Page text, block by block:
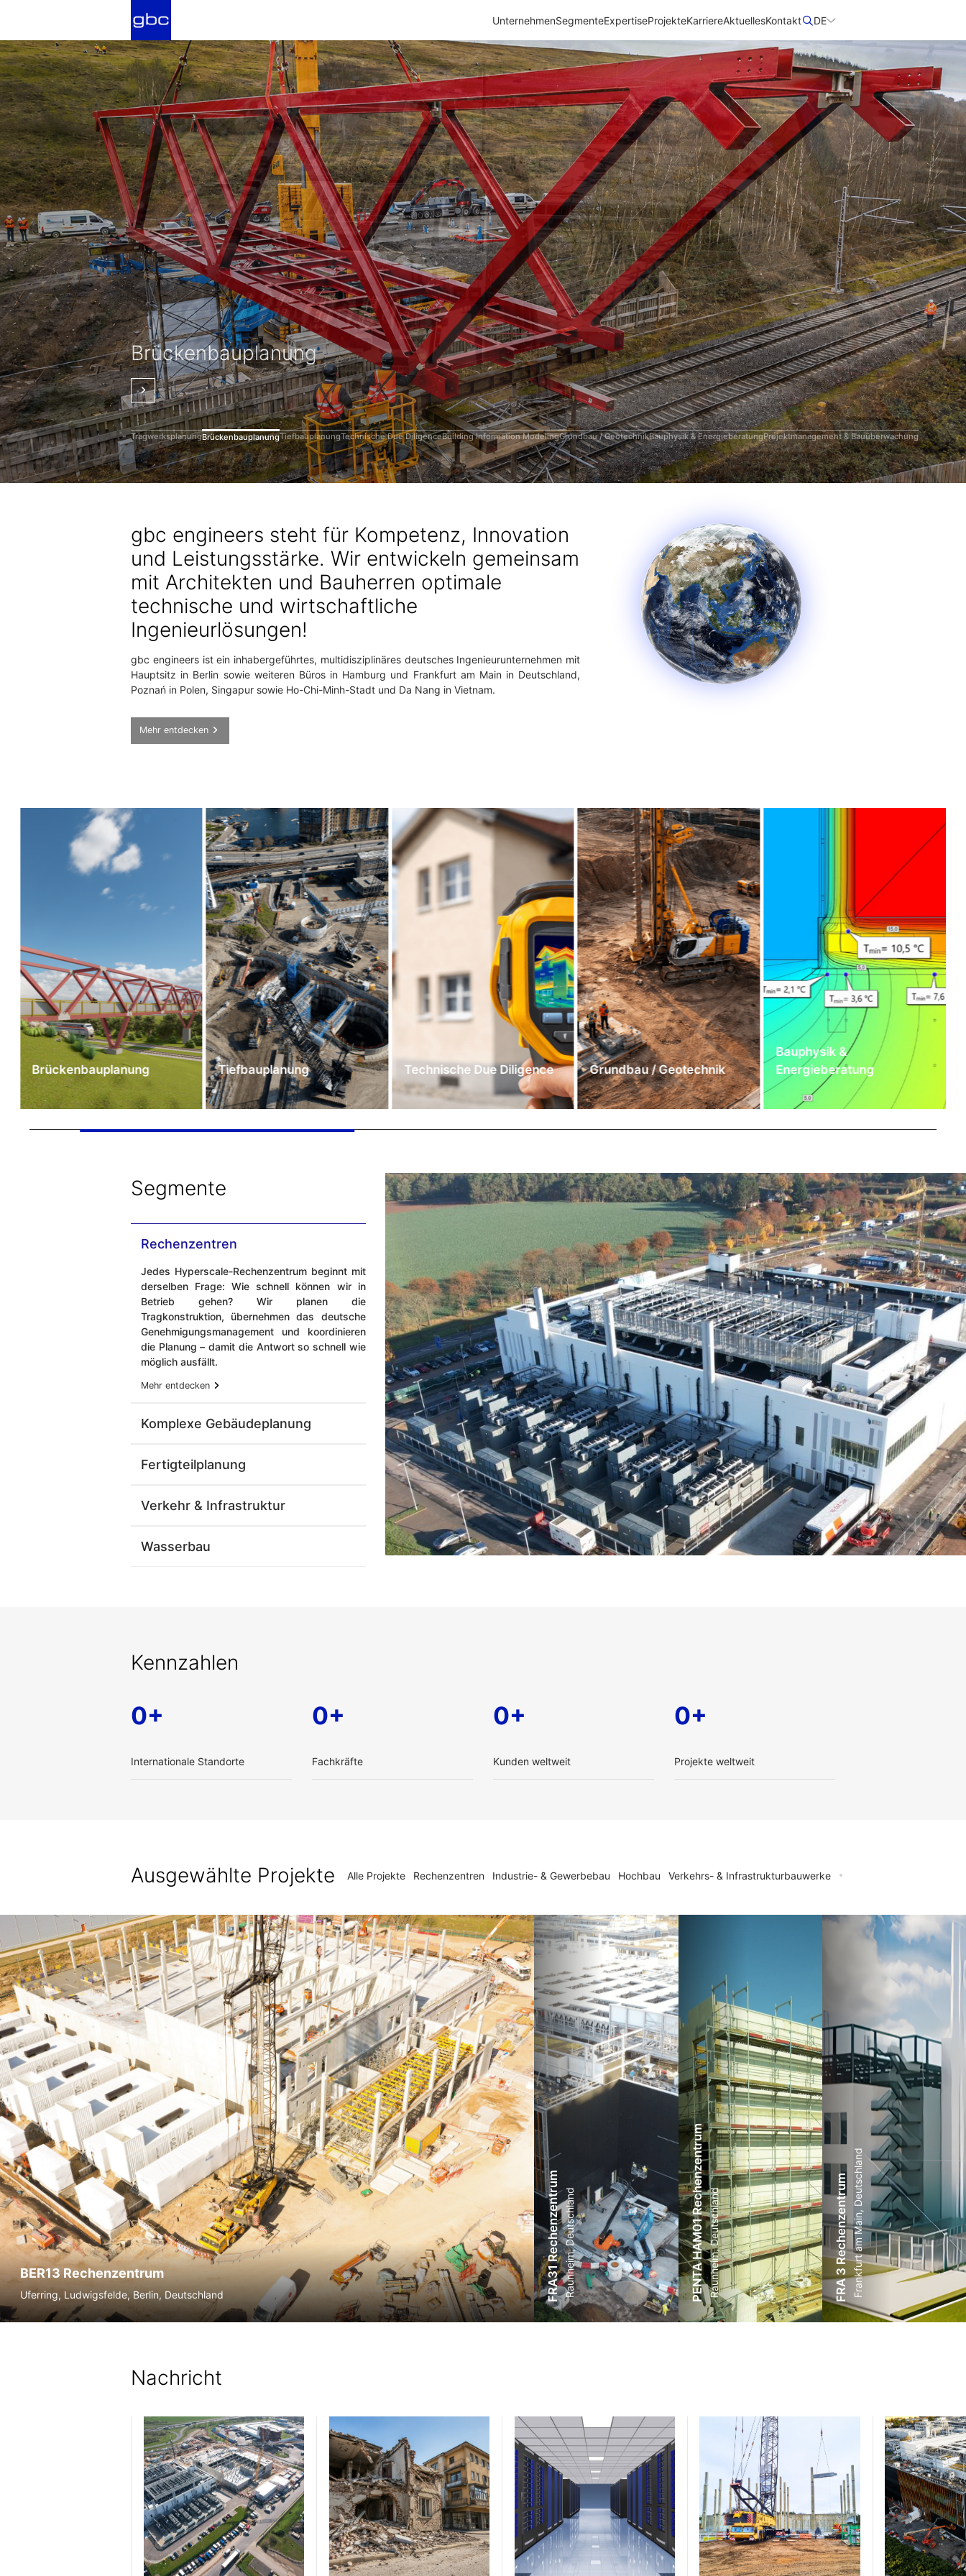
UnternehmenSegmenteExpertiseProjekteKarriereAktuellesKontakt DE
Tragwerksplanung
Brückenbauplanung
Tiefbauplanung
Technische Due
Diligence
Building Information
Modeling
Grundbau / Geotechnik
Bauphysik &
Energieberatung
Projektmanagement &
Bauüberwachung
TragwerksplanungBrückenbauplanungTiefbauplanungTechnische Due DiligenceBuilding Information ModelingGrundbau / GeotechnikBauphysik & EnergieberatungProjektmanagement & Bauüberwachung
gbc engineers steht für Kompetenz, Innovation
und Leistungsstärke. Wir entwickeln gemeinsam
mit Architekten und Bauherren optimale
technische und wirtschaftliche
Ingenieurlösungen!
gbc engineers ist ein inhabergeführtes, multidisziplinäres deutsches Ingenieurunternehmen mit
Hauptsitz in Berlin sowie weiteren Büros in Hamburg und Frankfurt am Main in Deutschland,
Poznań in Polen, Singapur sowie Ho-Chi-Minh-Stadt und Da Nang in Vietnam.
Mehr entdecken
Brückenbauplanung Tiefbauplanung Technische Due Diligence Grundbau / Geotechnik
Bauphysik &
Energieberatung
Segmente
Rechenzentren
Jedes Hyperscale-Rechenzentrum beginnt mit
derselben Frage: Wie schnell können wir in
Betrieb gehen? Wir planen die
Tragkonstruktion, übernehmen das deutsche
Genehmigungsmanagement und koordinieren
die Planung – damit die Antwort so schnell wie
möglich ausfällt.
Mehr entdecken
Komplexe Gebäudeplanung
Fertigteilplanung
Verkehr & ​Infrastruktur​
Wasserbau
Kennzahlen
0+
Internationale Standorte
0+
Fachkräfte
0+
Kunden weltweit
0+
Projekte weltweit
Ausgewählte Projekte Alle Projekte Rechenzentren Industrie- & Gewerbebau Hochbau Verkehrs- & Infrastrukturbauwerke
BER13 Rechenzentrum
Uferring, Ludwigsfelde, Berlin, Deutschland FRA31 RechenzentrumRaunheim, Deutschland PENTA HAM01 RechenzentrumRaunheim, Deutschland FRA 3 RechenzentrumFrankfurt am Main, Deutschland
Nachricht